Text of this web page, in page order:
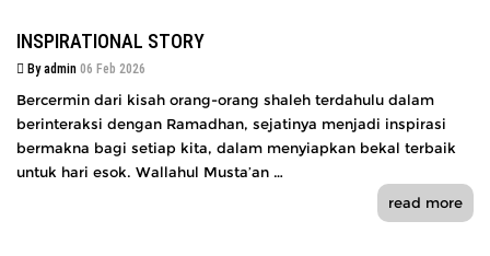
INSPIRATIONAL STORY
By admin 06 Feb 2026
Bercermin dari kisah orang-orang shaleh terdahulu dalam
berinteraksi dengan Ramadhan, sejatinya menjadi inspirasi
bermakna bagi setiap kita, dalam menyiapkan bekal terbaik
untuk hari esok. Wallahul Musta’an …
read more